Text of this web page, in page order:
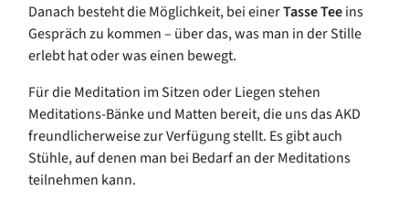
Danach besteht die Möglichkeit, bei einerTasse Teeins
Gespräch zu kommen – über das, was man in der Stille
erlebt hat oder was einen bewegt.
Für die Meditation im Sitzen oder Liegen stehen
Meditations-Bänke und Matten bereit, die uns das AKD
freundlicherweise zur Verfügung stellt. Es gibt auch
Stühle, auf denen man bei Bedarf an der Meditations
teilnehmen kann.